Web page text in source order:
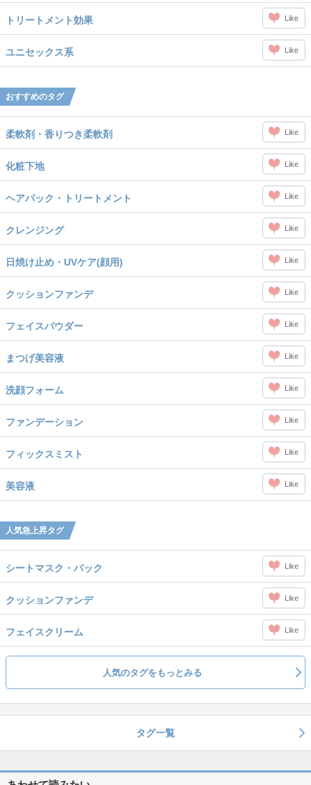
トリートメント効果 Like
ユニセックス系 Like
おすすめのタグ
柔軟剤・香りつき柔軟剤 Like
化粧下地 Like
ヘアパック・トリートメント Like
クレンジング Like
日焼け止め・UVケア(顔用) Like
クッションファンデ Like
フェイスパウダー Like
まつげ美容液 Like
洗顔フォーム Like
ファンデーション Like
フィックスミスト Like
美容液 Like
人気急上昇タグ
シートマスク・パック Like
クッションファンデ Like
フェイスクリーム Like
人気のタグをもっとみる
タグ一覧